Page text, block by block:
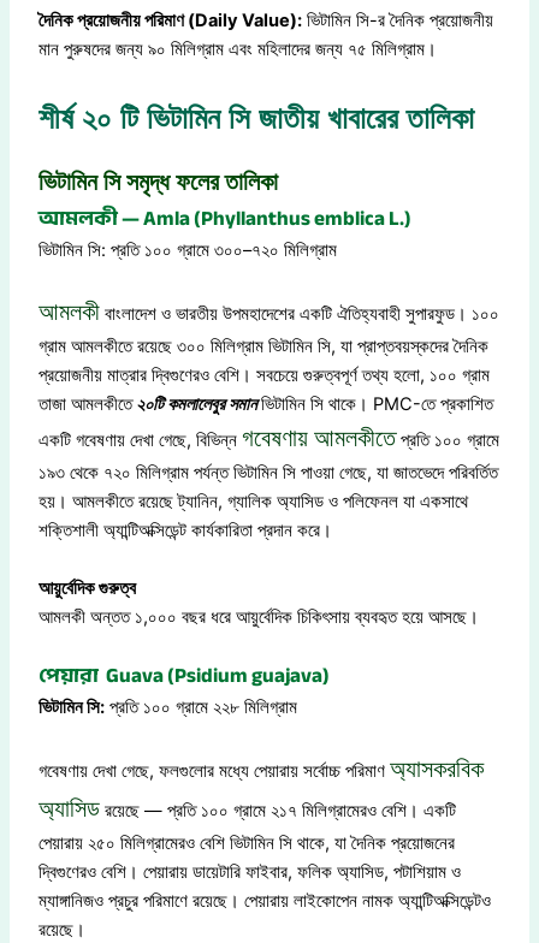
দৈনিক প্রয়োজনীয় পরিমাণ (Daily Value): ভিটামিন সি-র দৈনিক প্রয়োজনীয়
মান পুরুষদের জন্য ৯০ মিলিগ্রাম এবং মহিলাদের জন্য ৭৫ মিলিগ্রাম।
শীর্ষ ২০ টি ভিটামিন সি জাতীয় খাবারের তালিকা
ভিটামিন সি সমৃদ্ধ ফলের তালিকা
আমলকী — Amla (Phyllanthus emblica L.)
ভিটামিন সি: প্রতি ১০০ গ্রামে ৩০০–৭২০ মিলিগ্রাম
আমলকী বাংলাদেশ ও ভারতীয় উপমহাদেশের একটি ঐতিহ্যবাহী সুপারফুড। ১০০
গ্রাম আমলকীতে রয়েছে ৩০০ মিলিগ্রাম ভিটামিন সি, যা প্রাপ্তবয়স্কদের দৈনিক
প্রয়োজনীয় মাত্রার দ্বিগুণেরও বেশি। সবচেয়ে গুরুত্বপূর্ণ তথ্য হলো, ১০০ গ্রাম
তাজা আমলকীতে২০টি কমলালেবুর সমান ভিটামিন সি থাকে। PMC-তে প্রকাশিত
একটি গবেষণায় দেখা গেছে, বিভিন্ন গবেষণায় আমলকীতেপ্রতি ১০০ গ্রামে
১৯৩ থেকে ৭২০ মিলিগ্রাম পর্যন্ত ভিটামিন সি পাওয়া গেছে, যা জাতভেদে পরিবর্তিত
হয়। আমলকীতে রয়েছে ট্যানিন, গ্যালিক অ্যাসিড ও পলিফেনল যা একসাথে
শক্তিশালী অ্যান্টিঅক্সিডেন্ট কার্যকারিতা প্রদান করে।
আয়ুর্বেদিক গুরুত্ব
আমলকী অন্তত ১,০০০ বছর ধরে আয়ুর্বেদিক চিকিৎসায় ব্যবহৃত হয়ে আসছে।
পেয়ারা Guava (Psidium guajava)
ভিটামিন সি: প্রতি ১০০ গ্রামে ২২৮ মিলিগ্রাম
গবেষণায় দেখা গেছে, ফলগুলোর মধ্যে পেয়ারায় সর্বোচ্চ পরিমাণঅ্যাসকরবিক
অ্যাসিড রয়েছে — প্রতি ১০০ গ্রামে ২১৭ মিলিগ্রামেরও বেশি। একটি
পেয়ারায় ২৫০ মিলিগ্রামেরও বেশি ভিটামিন সি থাকে, যা দৈনিক প্রয়োজনের
দ্বিগুণেরও বেশি। পেয়ারায় ডায়েটারি ফাইবার, ফলিক অ্যাসিড, পটাশিয়াম ও
ম্যাঙ্গানিজও প্রচুর পরিমাণে রয়েছে। পেয়ারায় লাইকোপেন নামক অ্যান্টিঅক্সিডেন্টও
রয়েছে।